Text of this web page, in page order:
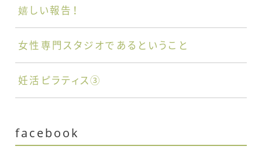
嬉しい報告！
女性専門スタジオであるということ
妊活ピラティス③
facebook